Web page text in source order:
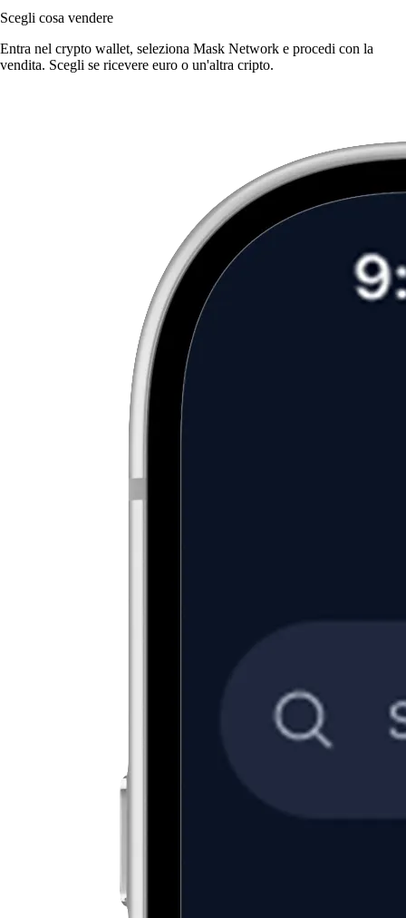
Scegli cosa vendere
Entra nel crypto wallet, seleziona Mask Network e procedi con la
vendita. Scegli se ricevere euro o un'altra cripto.